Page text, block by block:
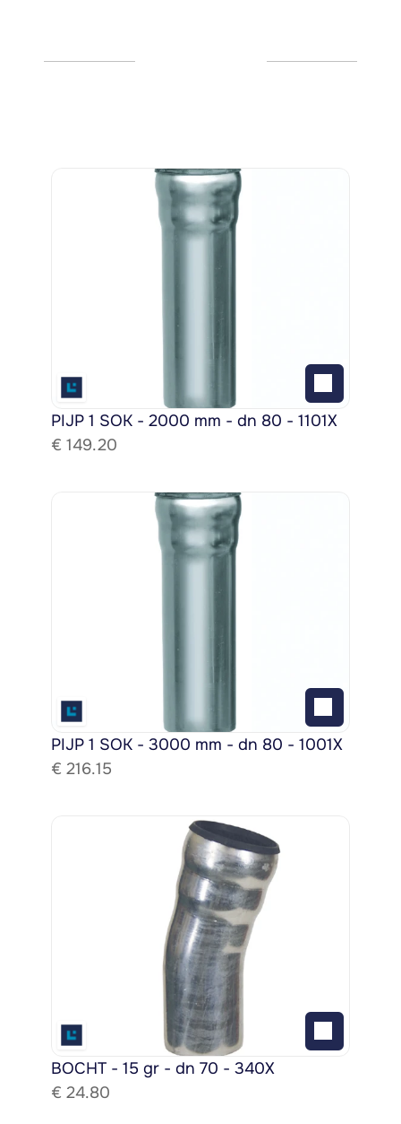
PIJP 1 SOK - 2000 mm - dn 80 - 1101X
€ 149.20
PIJP 1 SOK - 3000 mm - dn 80 - 1001X
€ 216.15
BOCHT - 15 gr - dn 70 - 340X
€ 24.80